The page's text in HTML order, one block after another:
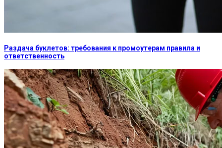
Раздача буклетов: требования к промоутерам правила и
ответственность